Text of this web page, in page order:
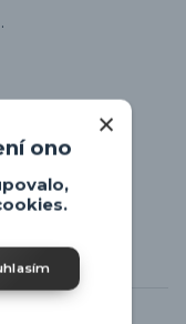
ono